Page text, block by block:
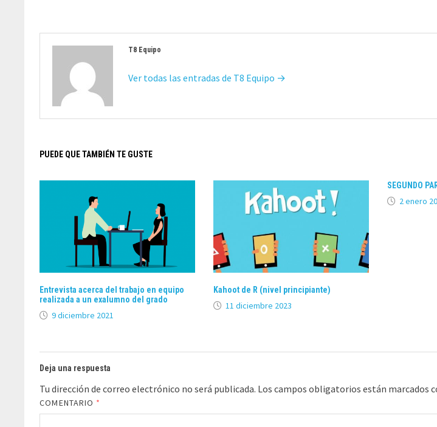
T8 Equipo
Ver todas las entradas de T8 Equipo →
PUEDE QUE TAMBIÉN TE GUSTE
Entrevista acerca del trabajo en equipo
realizada a un exalumno del grado
9 diciembre 2021
Kahoot de R (nivel principiante)
11 diciembre 2023
SEGUNDO
2 enero
Deja una respuesta
Tu dirección de correo electrónico no será publicada. Los campos obligatorios están marcados
COMENTARIO *